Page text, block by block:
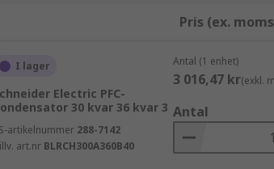
liksom kostnader. Genom att
att minska, vilket i sin tur
kondensatoravgifter och reaktiva
Pris (ex.
I lager
Electric PFC-
30 kvar 36 kvar 3
artikelnummer 288-7142
art.nr BLRCH300A360B40
Antal (1 enhet)
3 016,47 kr(exkl.
Antal